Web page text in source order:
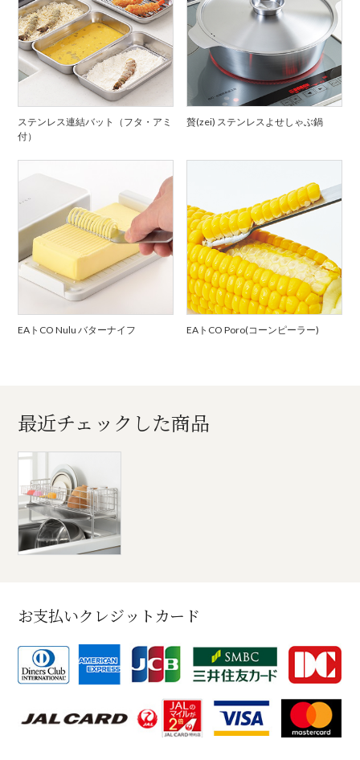
ステンレス連結バット（フタ・アミ
付）
贅(zei) ステンレスよせしゃぶ鍋
EAトCO Nulu バターナイフ EAトCO Poro(コーンピーラー)
最近チェックした商品
お支払いクレジットカード